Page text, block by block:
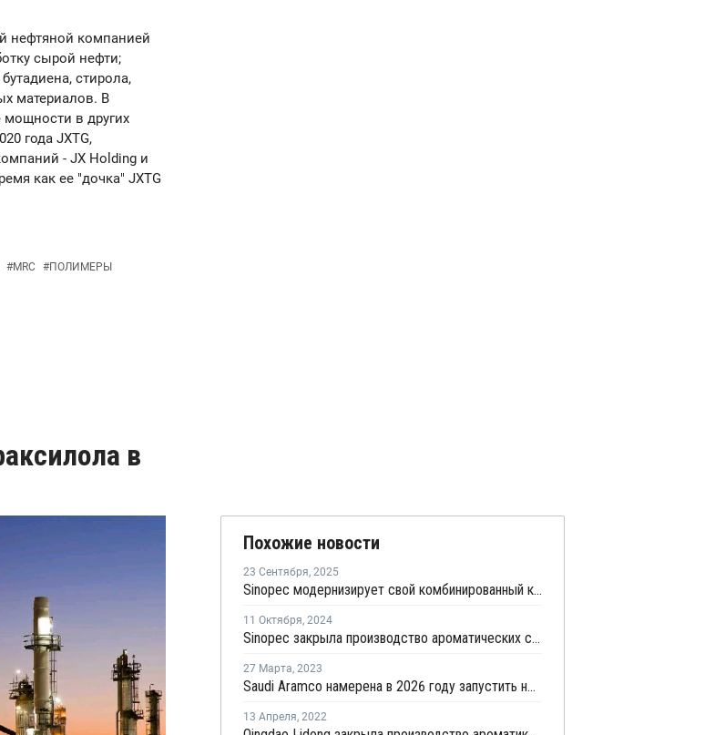
нефтяной компанией
сырой нефти;
стирола,
материалов. В
в других
года JXTG,
- JX Holding и
как ее "дочка" JXTG
#MRC #ПОЛИМЕРЫ
в
Похожие новости
23 Сентября, 2025
Sinopec модернизирует свой комбинированный комплекс в Синьцзяне
11 Октября, 2024
Sinopec закрыла производство ароматических соединений в Китае из-за механического сбоя
27 Марта, 2023
Saudi Aramco намерена в 2026 году запустить нефтехимический комплекс в Китае
13 Апреля, 2022